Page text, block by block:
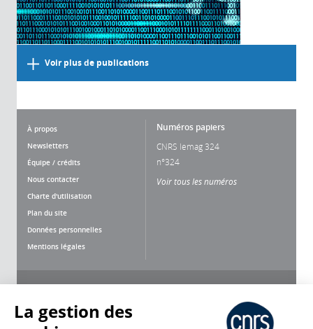
Voir plus de publications
À propos
Newsletters
Équipe / crédits
Nous contacter
Charte d'utilisation
Plan du site
Données personnelles
Mentions légales
Numéros papiers
CNRS lemag 324
n°324
Voir tous les numéros
La gestion des